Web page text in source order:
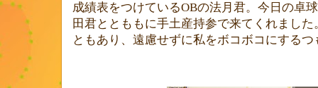
成績表をつけているOBの法月君。今日の卓
田君ととももに手土産持参で来てくれまし
ともあり、遠慮せずに私をボコボコにする